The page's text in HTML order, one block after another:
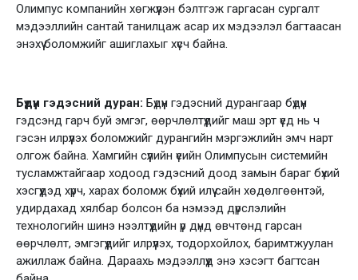
Олимпус компанийн хөгжүүлэн бэлтгэж гаргасан сургалт
мэдээллийн сантай танилцаж асар их мэдээлэл багтаасан
энэхүү боломжийг ашиглахыг хүсч байна.
Бүдүүн гэдэсний дуран: Бүдүүн гэдэсний дурангаар бүдүүн
гэдсэнд гарч буй эмгэг, өөрчлөлтүүдийг маш эрт үед нь ч
гэсэн илрүүлэх боломжийг дурангийн мэргэжлийн эмч нарт
олгож байна. Хамгийн сүүлийн үеийн Олимпусын системийн
тусламжтайгаар ходоод гэдэсний доод замын бараг бүхий
хэсгүүдэд хүрч, харах боломж бүхий илүү сайн хөдөлгөөнтэй,
удирдахад хялбар болсон ба нэмээд дүрслэлийн
технологийн шинэ нээлтүүдийн үр дүнд өвчтөнд гарсан
өөрчлөлт, эмгэгүүдийг илрүүлэх, тодорхойлох, баримтжуулан
ажиллаж байна. Дараахь мэдээллүүд энэ хэсэгт багтсан